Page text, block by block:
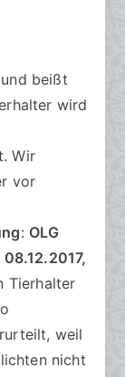
beißt
wird
Wir
vor
: OLG
Tierhalter
weil
nicht